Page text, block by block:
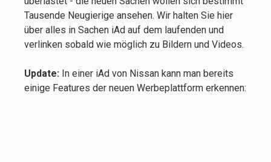
Tausende Neugierige ansehen. Wir halten Sie hier
über alles in Sachen iAd auf dem laufenden und
verlinken sobald wie möglich zu Bildern und Videos.
Update: In einer iAd von Nissan kann man bereits
einige Features der neuen Werbeplattform erkennen: